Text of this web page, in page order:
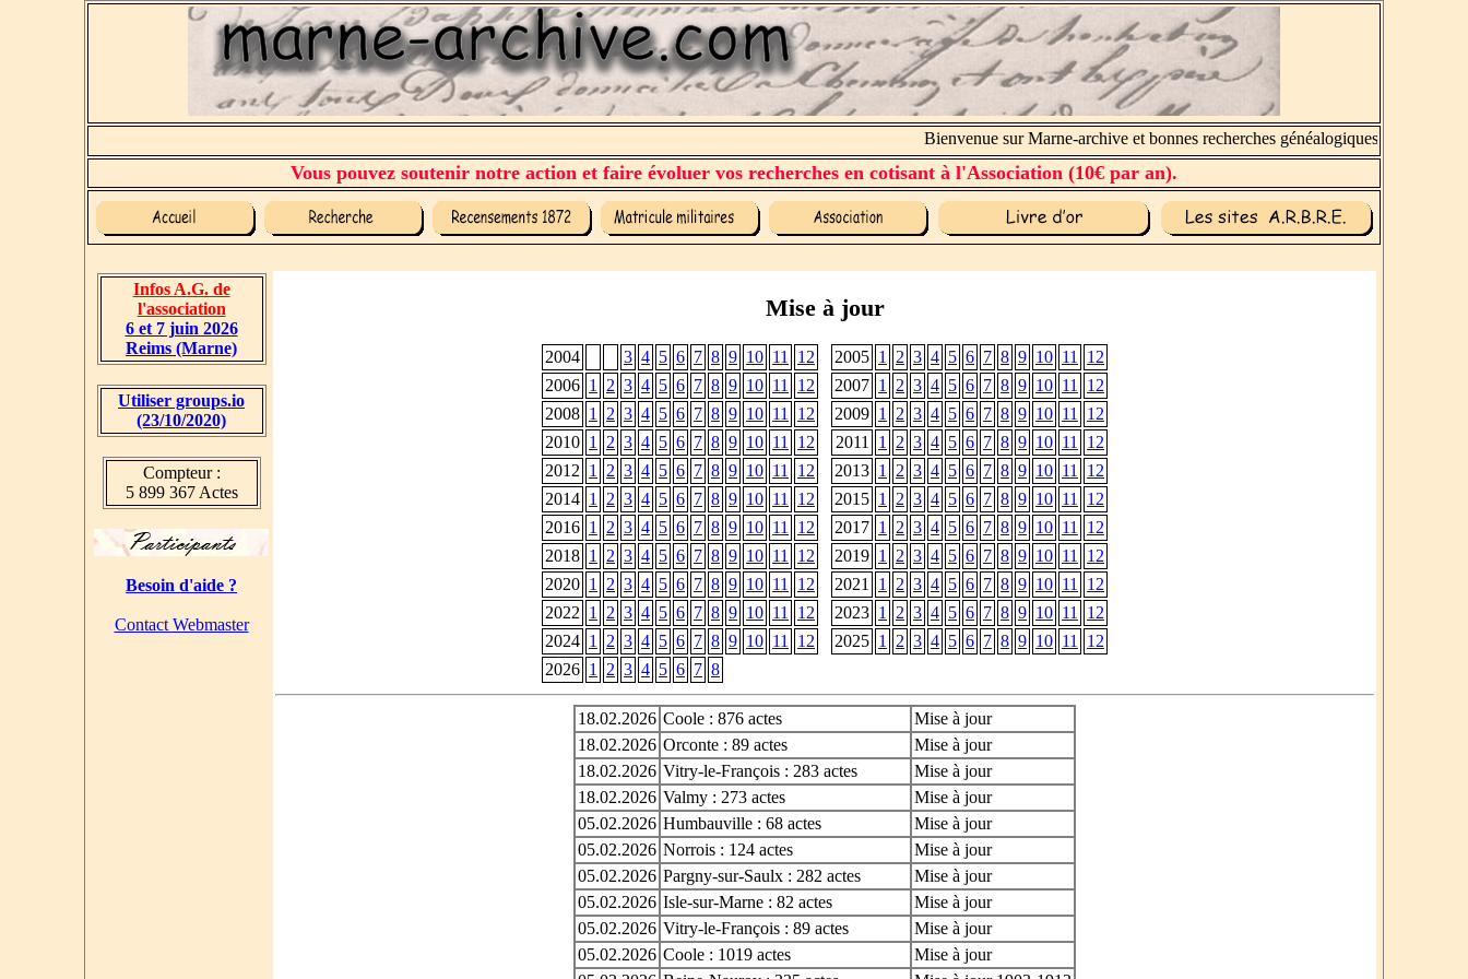
Bienvenue sur Marne-archive et bonnes recherches généalogiques.
Vous pouvez soutenir notre action et faire évoluer vos recherches en cotisant à l'Association (10€ par an).
Infos A.G. de
l'association
6 et 7 juin 2026
Reims (Marne)
Utiliser groups.io
(23/10/2020)
Compteur :
5 899 367 Actes
Besoin d'aide ?
Contact Webmaster
Mise à jour
2004 3 4 5 6 7 8 9 10 11 12 2005 1 2 3 4 5 6 7 8 9 10 11
12
2006 1 2 3 4 5 6 7 8 9 10 11 12 2007 1 2 3 4 5 6 7 8 9 10 11
12
2008 1 2 3 4 5 6 7 8 9 10 11 12 2009 1 2 3 4 5 6 7 8 9 10 11
12
2010 1 2 3 4 5 6 7 8 9 10 11 12 2011 1 2 3 4 5 6 7 8 9 10 11
12
2012 1 2 3 4 5 6 7 8 9 10 11 12 2013 1 2 3 4 5 6 7 8 9 10 11
12
2014 1 2 3 4 5 6 7 8 9 10 11 12 2015 1 2 3 4 5 6 7 8 9 10 11
12
2016 1 2 3 4 5 6 7 8 9 10 11 12 2017 1 2 3 4 5 6 7 8 9 10 11
12
2018 1 2 3 4 5 6 7 8 9 10 11 12 2019 1 2 3 4 5 6 7 8 9 10 11
12
2020 1 2 3 4 5 6 7 8 9 10 11 12 2021 1 2 3 4 5 6 7 8 9 10 11
12
2022 1 2 3 4 5 6 7 8 9 10 11 12 2023 1 2 3 4 5 6 7 8 9 10 11
12
2024 1 2 3 4 5 6 7 8 9 10 11 12 2025 1 2 3 4 5 6 7 8 9 10 11
12
2026 1 2 3 4 5 6 7 8
18.02.2026 Coole : 876 actes
Mise à jour
18.02.2026 Orconte : 89 actes
Mise à jour
18.02.2026 Vitry-le-François : 283 actes
Mise à jour
18.02.2026 Valmy : 273 actes
Mise à jour
05.02.2026 Humbauville : 68 actes
Mise à jour
05.02.2026 Norrois : 124 actes
Mise à jour
05.02.2026 Pargny-sur-Saulx : 282 actes
Mise à jour
05.02.2026 Isle-sur-Marne : 82 actes
Mise à jour
05.02.2026 Vitry-le-François : 89 actes
Mise à jour
05.02.2026 Coole : 1019 actes
Mise à jour